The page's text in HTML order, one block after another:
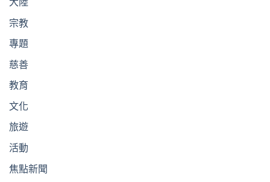
宗教
專題
慈善
教育
文化
旅遊
活動
焦點新聞